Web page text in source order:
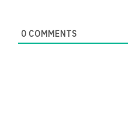
0 COMMENTS